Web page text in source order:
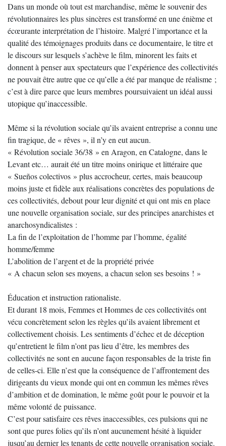
Dans un monde où tout est marchandise, même le souvenir des
révolutionnaires les plus sincères est transformé en une énième et
écœurante interprétation de l’histoire. Malgré l’importance et la
qualité des témoignages produits dans ce documentaire, le titre et
le discours sur lesquels s’achève le film, minorent les faits et
donnent à penser aux spectateurs que l’expérience des collectivités
ne pouvait être autre que ce qu’elle a été par manque de réalisme ;
c’est à dire parce que leurs membres poursuivaient un idéal aussi
utopique qu’inaccessible.
Même si la révolution sociale qu’ils avaient entreprise a connu une
fin tragique, de « rêves », il n’y en eut aucun.
« Révolution sociale 36/38 » en Aragon, en Catalogne, dans le
Levant etc… aurait été un titre moins onirique et littéraire que
« Sueños colectivos » plus accrocheur, certes, mais beaucoup
moins juste et fidèle aux réalisations concrètes des populations de
ces collectivités, debout pour leur dignité et qui ont mis en place
une nouvelle organisation sociale, sur des principes anarchistes et
anarchosyndicalistes :
La fin de l’exploitation de l’homme par l’homme, égalité
homme/femme
L’abolition de l’argent et de la propriété privée
« A chacun selon ses moyens, a chacun selon ses besoins ! »
Éducation et instruction rationaliste.
Et durant 18 mois, Femmes et Hommes de ces collectivités ont
vécu concrètement selon les règles qu’ils avaient librement et
collectivement choisis. Les sentiments d’échec et de déception
qu’entretient le film n’ont pas lieu d’être, les membres des
collectivités ne sont en aucune façon responsables de la triste fin
de celles-ci. Elle n’est que la conséquence de l’affrontement des
dirigeants du vieux monde qui ont en commun les mêmes rêves
d’ambition et de domination, le même goût pour le pouvoir et la
même volonté de puissance.
C’est pour satisfaire ces rêves inaccessibles, ces pulsions qui ne
sont que pures folies qu’ils n’ont aucunement hésité à liquider
jusqu’au dernier les tenants de cette nouvelle organisation sociale.